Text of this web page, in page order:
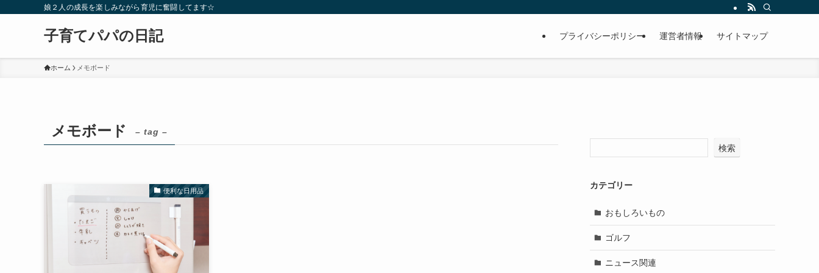
娘２人の成長を楽しみながら育児に奮闘してます☆
子育てパパの日記 プライバシーポリシー 運営者情報 サイトマップ
ホーム メモボード
メモボード – tag –
便利な日用品
検索
カテゴリー
おもしろいもの
ゴルフ
ニュース関連